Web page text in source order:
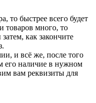
то быстрее всего будет
товаров много, то
как закончите
и всё же, после того
его наличие в нужном
вам реквизиты для